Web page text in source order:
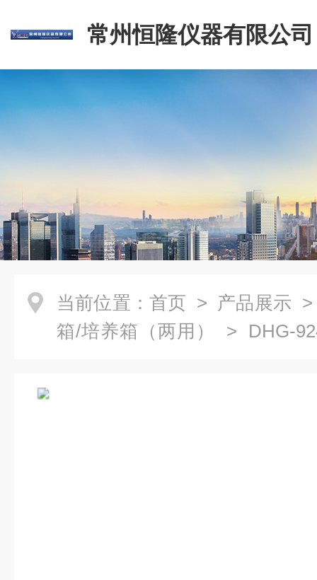
常州恒隆仪器有限公司
当前位置： 首页 > 产品展示
箱/培养箱（两用）
> DHG-